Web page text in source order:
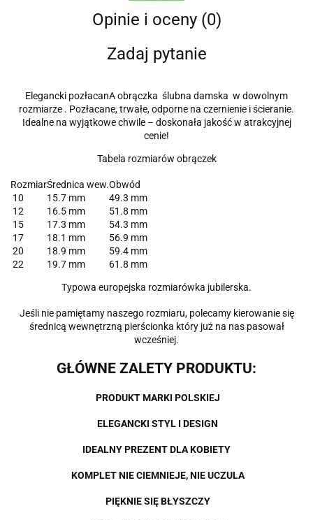
Opinie i oceny (0)
Zadaj pytanie
Elegancki pozłacanA obrączka ślubna damska w dowolnym
rozmiarze . Pozłacane, trwałe, odporne na czernienie i ścieranie.
Idealne na wyjątkowe chwile – doskonała jakość w atrakcyjnej
cenie!
Tabela rozmiarów obrączek
RozmiarŚrednica wew.Obwód
10
15.7 mm
49.3 mm
12
16.5 mm
51.8 mm
15
17.3 mm
54.3 mm
17
18.1 mm
56.9 mm
20
18.9 mm
59.4 mm
22
19.7 mm 61.8 mm
Typowa europejska rozmiarówka jubilerska.
Jeśli nie pamiętamy naszego rozmiaru, polecamy kierowanie się
średnicą wewnętrzną pierścionka który już na nas pasował
wcześniej.
GŁÓWNE ZALETY PRODUKTU:
PRODUKT MARKI POLSKIEJ
ELEGANCKI STYL I DESIGN
IDEALNY PREZENT DLA KOBIETY
KOMPLET NIE CIEMNIEJE, NIE UCZULA
PIĘKNIE SIĘ BŁYSZCZY